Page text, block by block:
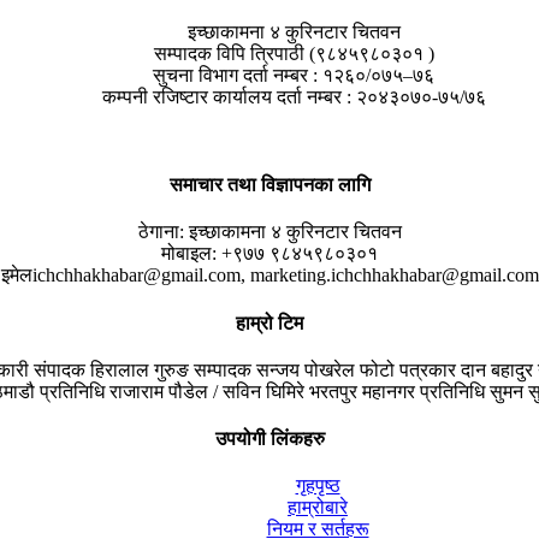
इच्छाकामना ४ कुरिनटार चितवन
सम्पादक विपि त्रिपाठी (९८४५९८०३०१ )
सुचना विभाग दर्ता नम्बर : १२६०/०७५–७६
कम्पनी रजिष्टार कार्यालय दर्ता नम्बर : २०४३०७०-७५/७६
समाचार तथा विज्ञापनका लागि
ठेगाना: इच्छाकामना ४ कुरिनटार चितवन
मोबाइल: +९७७ ९८४५९८०३०१
इमेलichchhakhabar@gmail.com, marketing.ichchhakhabar@gmail.com
हाम्रो टिम
संपादकहिरालाल गुरुङसम्पादकसन्जय पोखरेलफोटो पत्रकारदान
प्रतिनिधिराजाराम पौडेल / सविन घिमिरेभरतपुर महानगर प्रतिनिधिसुमन
उपयोगी लिंकहरु
गृहपृष्ठ
हाम्रोबारे
नियम र सर्तहरू